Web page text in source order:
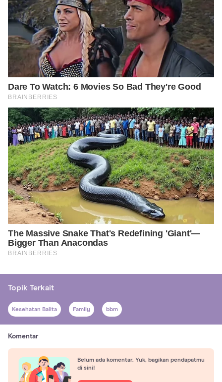
Topik Terkait
Kesehatan Balita Family bbm
Komentar
Belum ada komentar. Yuk, bagikan pendapatmu
di sini!